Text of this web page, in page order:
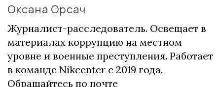
Оксана Орсач
Журналист-расследователь. Освещает в
материалах коррупцию на местном
уровне и военные преступления. Работает
в команде Nikcenter с 2019 года.
Обращайтесь по почте